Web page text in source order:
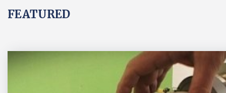
FEATURED